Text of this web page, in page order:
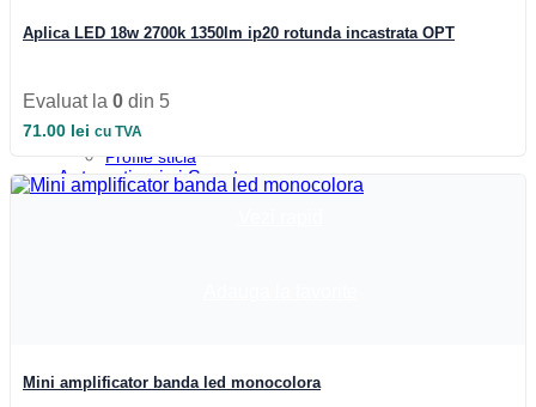
Profile incastrate
Profile plinta
Profile rotunde
Profile scari
Profile sticla
Automatizari si Smart
Smart Wheel
Drivere LED
Iluminat Industrial
Aplica LED 18w 2700k 1350lm ip20 rotunda incastrata OPT
Evaluat la 0 din 5
71.00 lei cu TVA
Mini amplificator banda led monocolora